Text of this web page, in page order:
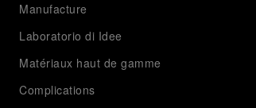
Manufacture
Laboratorio di Idee
Matériaux haut de gamme
Complications